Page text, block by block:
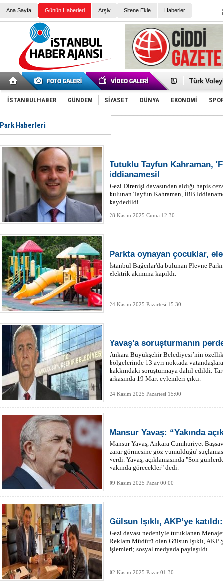
Ana Sayfa Günün Haberleri Arşiv Sitene Ekle Haberler
Elena
Türk
Töreninde
İkinci El
Guguk
Sneaker
Erkek
Yeri
Ceza
Kemal
Erdoğan:
İtalyan
İSTANBULHABER GÜNDEM SİYASET DÜNYA EKONOMİ
Park Haberleri
Tutuklu Tayfun Kahraman,
iddianamesi!
Gezi Direnişi davasından aldığı hapis
bulunan Tayfun Kahraman, İBB
kaydedildi.
28 Kasım 2025 Cuma 12:30
Parkta oynayan çocuklar,
İstanbul Bağcılar'da bulunan Plevne
elektrik akımına kapıldı.
24 Kasım 2025 Pazartesi 15:30
Yavaş'a soruşturmanın
Ankara Büyükşehir Belediyesi’nin
bölgelerinde 13 ayrı noktada
hakkındaki soruşturmaya dahil edildi.
arkasında 19 Mart eylemleri çıktı.
24 Kasım 2025 Pazartesi 15:00
Mansur Yavaş: “Yakında
Mansur Yavaş, Ankara Cumhuriyet
zarar görmesine göz yumulduğu'
verdi. Yavaş, açıklamasında "Son
yakında görecekler" dedi.
09 Kasım 2025 Pazar 00:00
Gülsun Işıklı, AKP’ye
Gezi davası nedeniyle tutuklanan
Reklam Müdürü olan Gülsun Işıklı,
işlemleri; sosyal medyada paylaşıldı.
02 Kasım 2025 Pazar 01:30